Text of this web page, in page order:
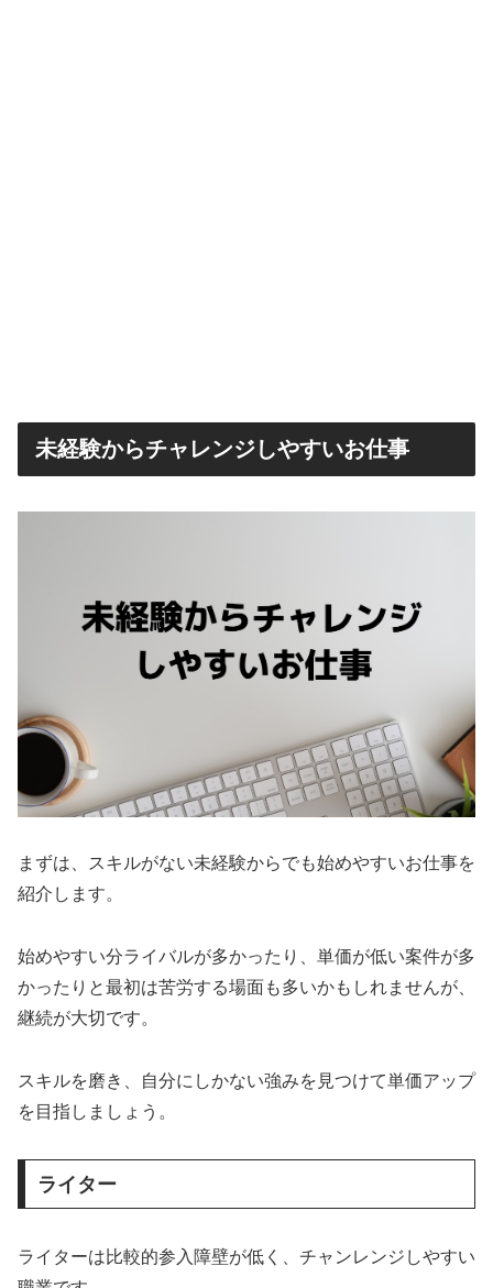
未経験からチャレンジしやすいお仕事
まずは、スキルがない未経験からでも始めやすいお仕事を
紹介します。
始めやすい分ライバルが多かったり、単価が低い案件が多
かったりと最初は苦労する場面も多いかもしれませんが、
継続が大切です。
スキルを磨き、自分にしかない強みを見つけて単価アップ
を目指しましょう。
ライター
ライターは比較的参入障壁が低く、チャンレンジしやすい